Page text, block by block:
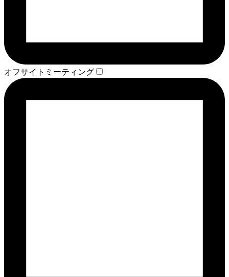
オフサイトミーティング